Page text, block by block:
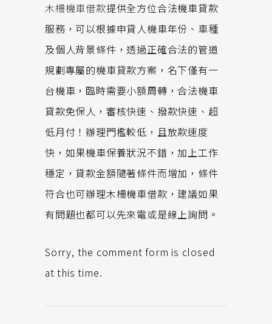
木柵機車借款提供全方位合法機車貸款
服務，可以根據申貸人機車年份、車種
及個人背景條件，透過正確合法的管道
規劃專屬的機車貸款方案，名下僅有一
台機車，臨時需要小額周轉，合法機車
貸款免保人，審核快速、撥款快速、超
低月付！辦理門檻較低，且放款速度
快，如果機車保養狀況不錯，加上工作
穩定，貸款金額隨著條件而增加，條件
符合也可辦理木柵機車借款，建議如果
有問題也都可以先來電或是線上詢問。
Sorry, the comment form is closed
at this time.